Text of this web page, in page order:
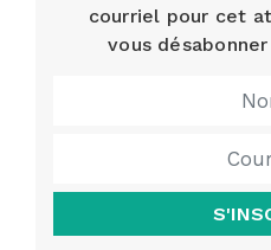
courriel pour cet
vous